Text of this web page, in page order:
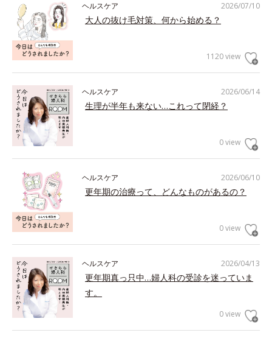
2026/07/10
ヘルスケア
大人の抜け毛対策、何から始める？
1120 view
2026/06/14
ヘルスケア
生理が半年も来ない…これって閉経？
0 view
2026/06/10
ヘルスケア
更年期の治療って、どんなものがあるの？
0 view
2026/04/13
ヘルスケア
更年期真っ只中…婦人科の受診を迷っていま
す。
0 view